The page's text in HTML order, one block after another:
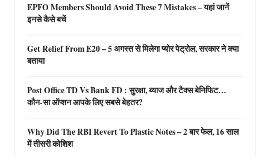
EPFO Members Should Avoid These 7 Mistakes – यहां जानें
इनसे कैसे बचें
Get Relief From E20 – 5 अगस्त से मिलेगा प्योर पेट्रोल, सरकार ने क्या
बताया
Post Office TD Vs Bank FD : सुरक्षा, ब्याज और टैक्स बेनिफिट…
कौन-सा ऑप्शन आपके लिए सबसे बेहतर?
Why Did The RBI Revert To Plastic Notes – 2 बार फेल, 16 साल
में तीसरी कोशिश